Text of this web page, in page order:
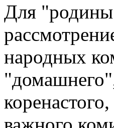
Для
народных